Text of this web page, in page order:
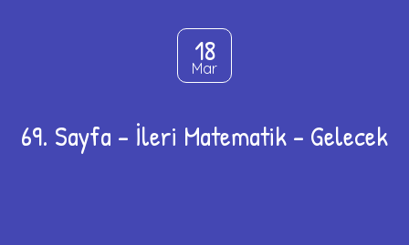
18
Mar
69. Sayfa – İleri Matematik – Gelecek